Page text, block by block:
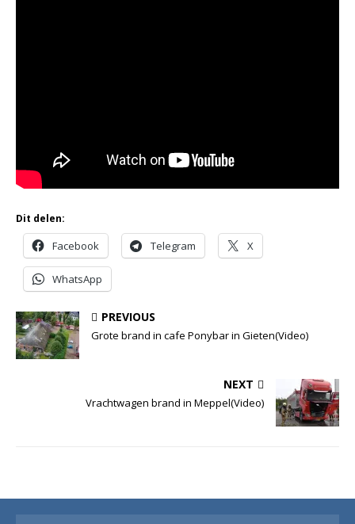
Dit delen:
Facebook Telegram X
WhatsApp
PREVIOUS
Grote brand in cafe Ponybar in Gieten(Video)
NEXT
Vrachtwagen brand in Meppel(Video)